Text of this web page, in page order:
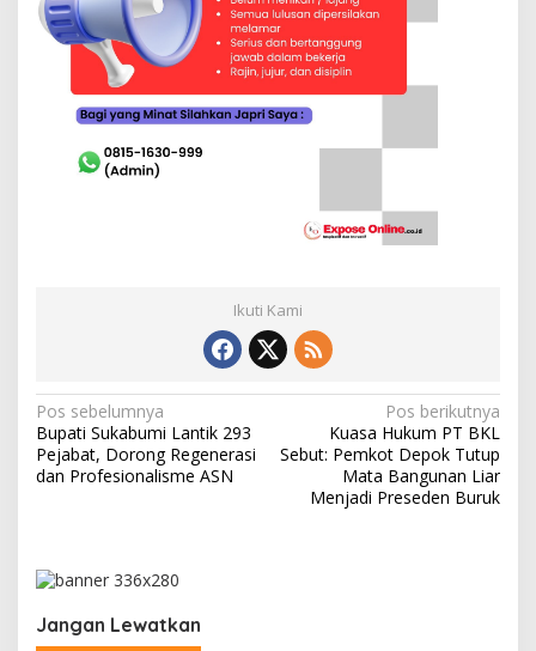
Ikuti Kami
N
a
v
a
s
Pos sebelumnya
Bupati Sukabumi Lantik 293
Pejabat, Dorong Regenerasi
dan Profesionalisme ASN
Pos berikutnya
Kuasa Hukum PT BKL
Sebut: Pemkot Depok Tutup
Mata Bangunan Liar
Menjadi Preseden Buruk
Jangan Lewatkan